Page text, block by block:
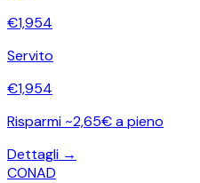
€1,954
Servito
€1,954
Risparmi ~2,65€ a pieno
Dettagli →
CONAD